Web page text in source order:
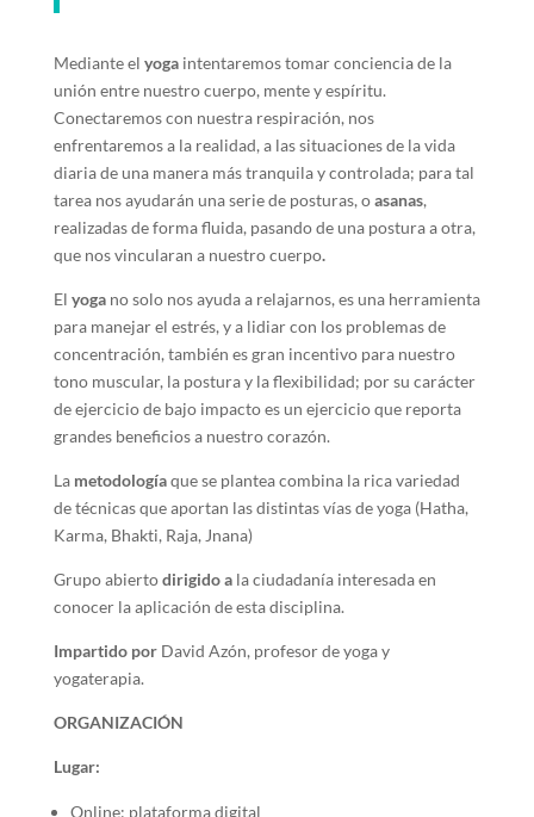
Mediante el yogaintentaremos tomar conciencia de la
unión entre nuestro cuerpo, mente y espíritu.
Conectaremos con nuestra respiración, nos
enfrentaremos a la realidad, a las situaciones de la vida
diaria de una manera más tranquila y controlada; para tal
tarea nos ayudarán una serie de posturas, oasanas,
realizadas de forma fluida, pasando de una postura a otra,
que nos vincularan a nuestro cuerpo.
El yogano solo nos ayuda a relajarnos, es una herramienta
para manejar el estrés, y a lidiar con los problemas de
concentración, también es gran incentivo para nuestro
tono muscular, la postura y la flexibilidad; por su carácter
de ejercicio de bajo impacto es un ejercicio que reporta
grandes beneficios a nuestro corazón.
La metodologíaque se plantea combina la rica variedad
de técnicas que aportan las distintas vías de yoga (Hatha,
Karma, Bhakti, Raja, Jnana)
Grupo abiertodirigido a la ciudadanía interesada en
conocer la aplicación de esta disciplina.
Impartido porDavid Azón, profesor de yoga y
yogaterapia.
ORGANIZACIÓN
Lugar:
Online: plataforma digital